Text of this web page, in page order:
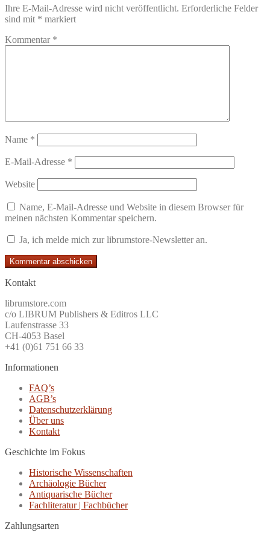
Ihre E-Mail-Adresse wird nicht veröffentlicht. Erforderliche Felder
sind mit * markiert
Kommentar *
Name *
E-Mail-Adresse *
Website
Name, E-Mail-Adresse und Website in diesem Browser für
meinen nächsten Kommentar speichern.
Ja, ich melde mich zur librumstore-Newsletter an.
Kontakt
librumstore.com
c/o LIBRUM Publishers & Editros LLC
Laufenstrasse 33
CH-4053 Basel
+41 (0)61 751 66 33
Informationen
FAQ’s
AGB’s
Datenschutzerklärung
Über uns
Kontakt
Geschichte im Fokus
Historische Wissenschaften
Archäologie Bücher
Antiquarische Bücher
Fachliteratur | Fachbücher
Zahlungsarten